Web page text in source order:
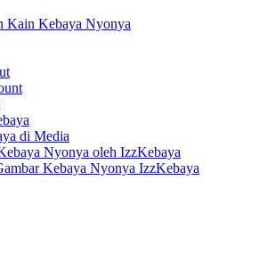
Kain Kebaya Nyonya
di Media
Nyonya oleh IzzKebaya
Kebaya Nyonya IzzKebaya